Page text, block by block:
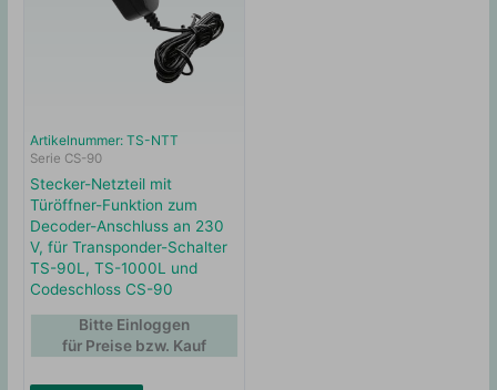
Artikelnummer: TS-NTT
Serie CS-90
Stecker-Netzteil mit
Türöffner-Funktion zum
Decoder-Anschluss an 230
V, für Transponder-Schalter
TS-90L, TS-1000L und
Codeschloss CS-90
Bitte Einloggen
für Preise bzw. Kauf